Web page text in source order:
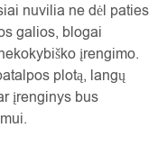
nuvilia ne dėl paties
galios, blogai
įrengimo.
plotą, langų
įrenginys bus